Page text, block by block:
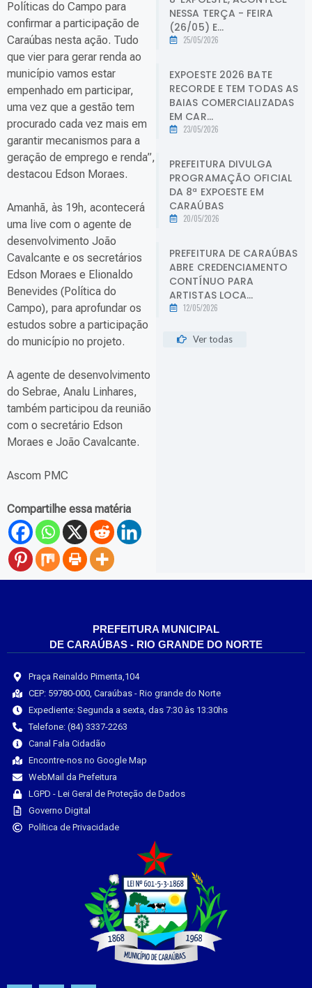
Políticas do Campo para
confirmar a participação de
Caraúbas nesta ação. Tudo
que vier para gerar renda ao
município vamos estar
empenhado em participar,
uma vez que a gestão tem
procurado cada vez mais em
garantir mecanismos para a
geração de emprego e renda”,
destacou Edson Moraes.
Amanhã, às 19h, acontecerá
uma live com o agente de
desenvolvimento João
Cavalcante e os secretários
Edson Moraes e Elionaldo
Benevides (Política do
Campo), para aprofundar os
estudos sobre a participação
do município no projeto.
A agente de desenvolvimento
do Sebrae, Analu Linhares,
também participou da reunião
com o secretário Edson
Moraes e João Cavalcante.
Ascom PMC
Compartilhe essa matéria
NESSA TERÇA - FEIRA
(26/05) E...
25/05/2026
EXPOESTE 2026 BATE
RECORDE E TEM TODAS AS
BAIAS COMERCIALIZADAS
EM CAR...
23/05/2026
PREFEITURA DIVULGA
PROGRAMAÇÃO OFICIAL
DA 8ª EXPOESTE EM
CARAÚBAS
20/05/2026
PREFEITURA DE CARAÚBAS
ABRE CREDENCIAMENTO
CONTÍNUO PARA
ARTISTAS LOCA...
12/05/2026
Ver todas
PREFEITURA MUNICIPAL
DE CARAÚBAS - RIO GRANDE DO NORTE
Praça Reinaldo Pimenta,104
CEP: 59780-000, Caraúbas - Rio grande do Norte
Expediente: Segunda a sexta, das 7:30 às 13:30hs
Telefone: (84) 3337-2263
Canal Fala Cidadão
Encontre-nos no Google Map
WebMail da Prefeitura
LGPD - Lei Geral de Proteção de Dados
Governo Digital
Política de Privacidade